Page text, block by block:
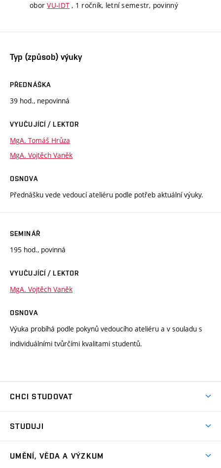
oborVU-IDT , 1 ročník, letní semestr, povinný
Typ (způsob) výuky
PŘEDNÁŠKA
39 hod., nepovinná
VYUČUJÍCÍ / LEKTOR
MgA. Tomáš Hrůza
MgA. Vojtěch Vaněk
OSNOVA
Přednášku vede vedoucí ateliéru podle potřeb aktuální výuky.
SEMINÁŘ
195 hod., povinná
VYUČUJÍCÍ / LEKTOR
MgA. Vojtěch Vaněk
OSNOVA
Výuka probíhá podle pokynů vedoucího ateliéru a v souladu s
individuálními tvůrčími kvalitami studentů.
CHCI STUDOVAT
Přijímačky
STUDUJI
UMĚNÍ, VĚDA A VÝZKUM